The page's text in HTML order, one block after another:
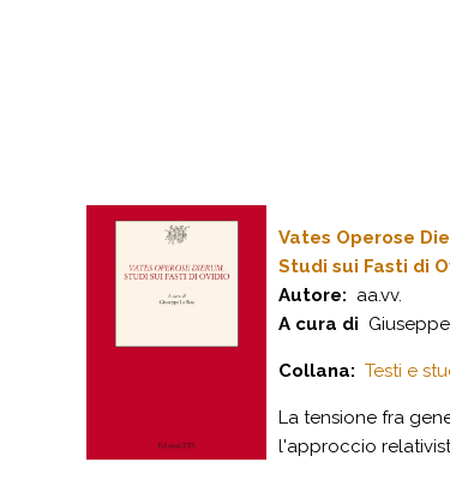
Vates Operose
Studi sui Fasti di
Autore: aa.vv.
A cura di
Collana: Testi e
La tensione fra
l'approccio